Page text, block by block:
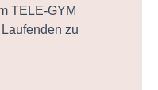
TELE-GYM
zu